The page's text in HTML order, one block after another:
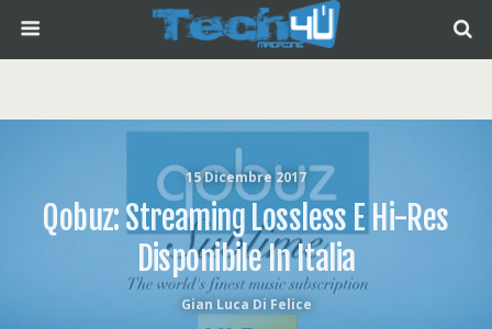
15 Dicembre 2017
Qobuz: Streaming Lossless E Hi-Res
Disponibile In Italia
Gian Luca Di Felice